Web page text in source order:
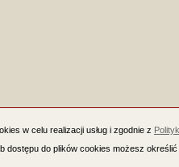
w celu realizacji usług i zgodnie z
dostępu do plików cookies możesz